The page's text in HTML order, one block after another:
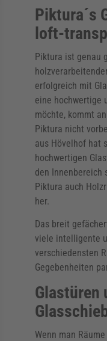
Piktura´s
loft-
Piktura ist genau
erfolgreich mit
eine hochwertige
möchte, kommt
Piktura nicht
aus Hövelhof hat
hochwertigen
den Innenbereich
Piktura auch
her.
Das breit
viele intelligente
verschiedensten
Gegebenheiten
Glastüren
Wenn man